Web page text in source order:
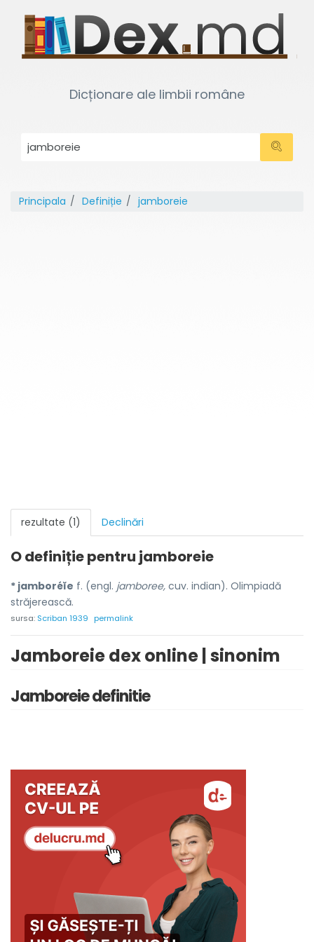
Dicționare ale limbii române
Principala Definiție jamboreie
rezultate (1) Declinări
O definiție pentru jamboreie
* jamboréĭe f. (engl. jamboree, cuv. indian). Olimpiadă
străjerească.
sursa: Scriban 1939 permalink
Jamboreie dex online | sinonim
Jamboreie definitie